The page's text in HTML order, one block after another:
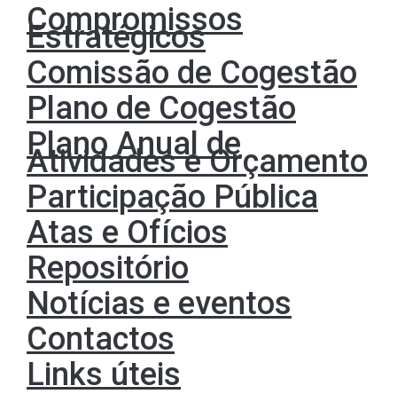
Compromissos
Estratégicos
Comissão de Cogestão
Plano de Cogestão
Plano Anual de
Atividades e Orçamento
Participação Pública
Atas e Ofícios
Repositório
Notícias e eventos
Contactos
Links úteis